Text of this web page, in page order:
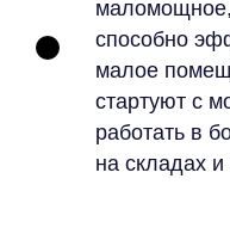
способно
малое
стартуют с
работать в
на складах